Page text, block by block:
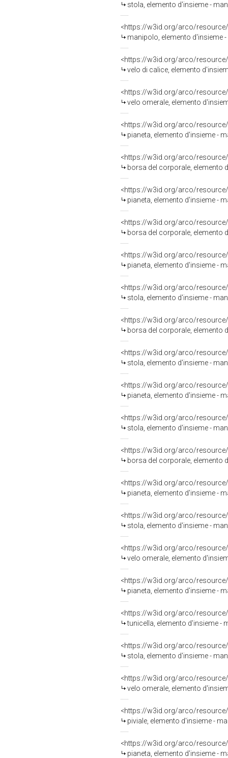
stola, elemento d'insieme -
<https://w3id.org/arco/
manipolo, elemento d'insieme
<https://w3id.org/arco/
velo di calice, elemento
<https://w3id.org/arco/
velo omerale, elemento
<https://w3id.org/arco/
pianeta, elemento d'insieme -
<https://w3id.org/arco/
borsa del corporale, elemento
<https://w3id.org/arco/
pianeta, elemento d'insieme -
<https://w3id.org/arco/
borsa del corporale, elemento
<https://w3id.org/arco/
pianeta, elemento d'insieme -
<https://w3id.org/arco/
stola, elemento d'insieme -
<https://w3id.org/arco/
borsa del corporale, elemento
<https://w3id.org/arco/
stola, elemento d'insieme -
<https://w3id.org/arco/
pianeta, elemento d'insieme -
<https://w3id.org/arco/
stola, elemento d'insieme -
<https://w3id.org/arco/
borsa del corporale, elemento
<https://w3id.org/arco/
pianeta, elemento d'insieme -
<https://w3id.org/arco/
stola, elemento d'insieme -
<https://w3id.org/arco/
velo omerale, elemento
<https://w3id.org/arco/
pianeta, elemento d'insieme -
<https://w3id.org/arco/
tunicella, elemento d'insieme -
<https://w3id.org/arco/
stola, elemento d'insieme -
<https://w3id.org/arco/
velo omerale, elemento
<https://w3id.org/arco/
piviale, elemento d'insieme -
<https://w3id.org/arco/
pianeta, elemento d'insieme -